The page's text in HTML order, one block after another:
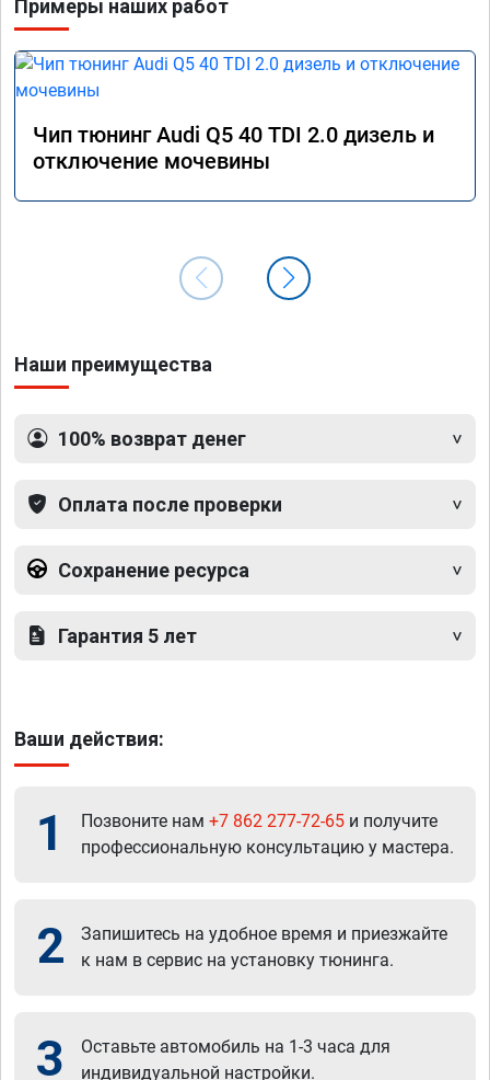
Примеры наших работ
Чип тюнинг Audi Q5 40 TDI 2.0 дизель и
отключение мочевины
Наши преимущества
100% возврат денег
Оплата после проверки
Сохранение ресурса
Гарантия 5 лет
Ваши действия:
1 Позвоните нам +7 862 277-72-65 и получите
профессиональную консультацию у мастера.
2
Запишитесь на удобное время и приезжайте
к нам в сервис на установку тюнинга.
3
Оставьте автомобиль на 1-3 часа для
индивидуальной настройки.